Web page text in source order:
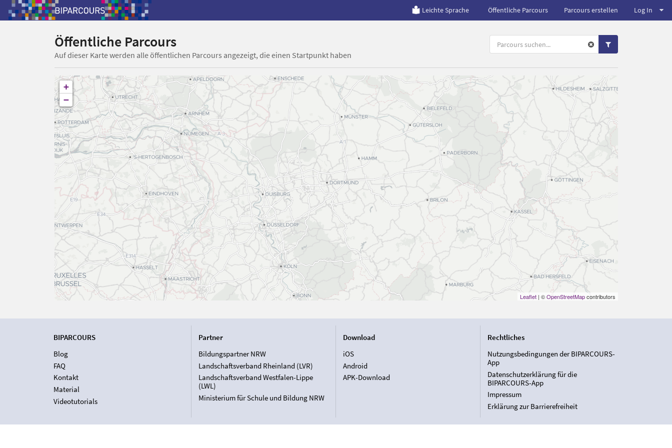
Leichte Sprache Öffentliche Parcours Parcours erstellen Log In
Öffentliche Parcours
Auf dieser Karte werden alle öffentlichen Parcours angezeigt, die einen Startpunkt haben
+
−
Leaflet| ©OpenStreetMapcontributors
BIPARCOURS
Blog
FAQ
Kontakt
Material
Videotutorials
Partner
Bildungspartner NRW
Landschaftsverband Rheinland (LVR)
Landschaftsverband Westfalen-Lippe
(LWL)
Ministerium für Schule und Bildung NRW
Download
iOS
Android
APK-Download
Rechtliches
Nutzungsbedingungen der BIPARCOURS-
App
Datenschutzerklärung für die
BIPARCOURS-App
Impressum
Erklärung zur Barrierefreiheit